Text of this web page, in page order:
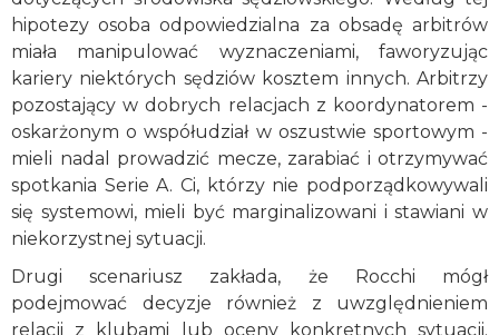
hipotezy osoba odpowiedzialna za obsadę arbitrów
miała manipulować wyznaczeniami, faworyzując
kariery niektórych sędziów kosztem innych. Arbitrzy
pozostający w dobrych relacjach z koordynatorem -
oskarżonym o współudział w oszustwie sportowym -
mieli nadal prowadzić mecze, zarabiać i otrzymywać
spotkania Serie A. Ci, którzy nie podporządkowywali
się systemowi, mieli być marginalizowani i stawiani w
niekorzystnej sytuacji.
Drugi scenariusz zakłada, że Rocchi mógł
podejmować decyzje również z uwzględnieniem
relacji z klubami lub oceny konkretnych sytuacji.